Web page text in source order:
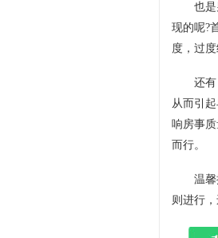
也
现的呢?
度，过
还
从而引
响房事
而行。
温
则进行